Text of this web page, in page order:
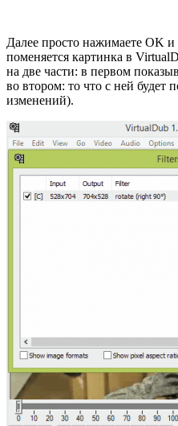
Далее просто нажимаете OK и
поменяется картинка в
на две части: в первом
во втором: то что с ней будет
изменений).